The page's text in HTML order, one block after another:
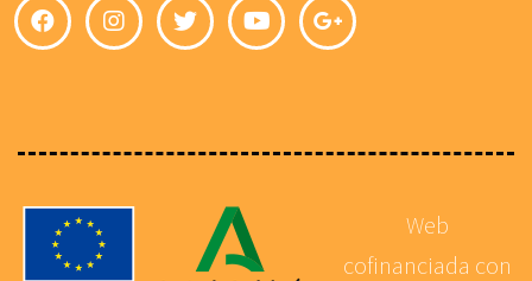
Web
cofinanciada con